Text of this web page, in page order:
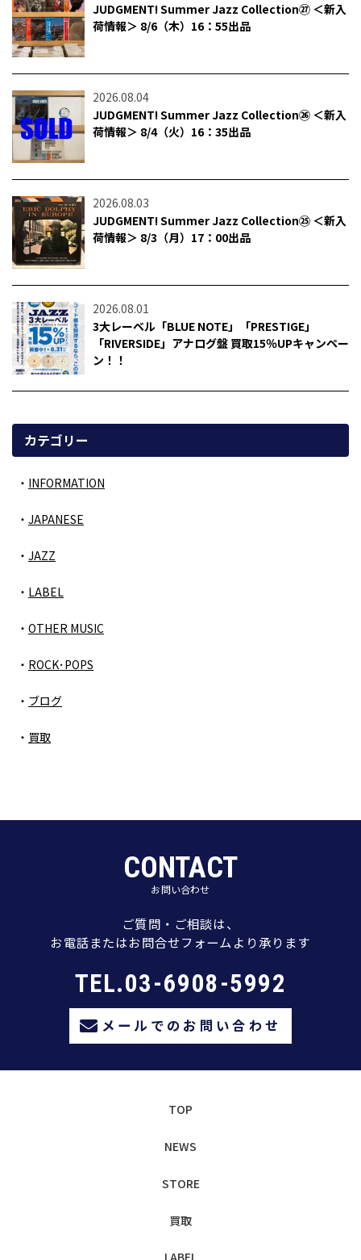
JUDGMENT! Summer Jazz Collection㉗ ＜新入
荷情報＞ 8/6（木）16：55出品
2026.08.04
JUDGMENT! Summer Jazz Collection㉖ ＜新入
荷情報＞ 8/4（火）16：35出品
2026.08.03
JUDGMENT! Summer Jazz Collection㉕ ＜新入
荷情報＞ 8/3（月）17：00出品
2026.08.01
3大レーベル「BLUE NOTE」「PRESTIGE」
「RIVERSIDE」アナログ盤 買取15％UPキャンペー
ン！！
カテゴリー
INFORMATION
JAPANESE
JAZZ
LABEL
OTHER MUSIC
ROCK･POPS
ブログ
買取
CONTACT
お問い合わせ
ご質問・ご相談は、
お電話またはお問合せフォームより承ります
TEL.03-6908-5992
メールでのお問い合わせ
TOP
NEWS
STORE
買取